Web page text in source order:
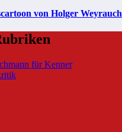
von Holger Weyrauch
für Kenner